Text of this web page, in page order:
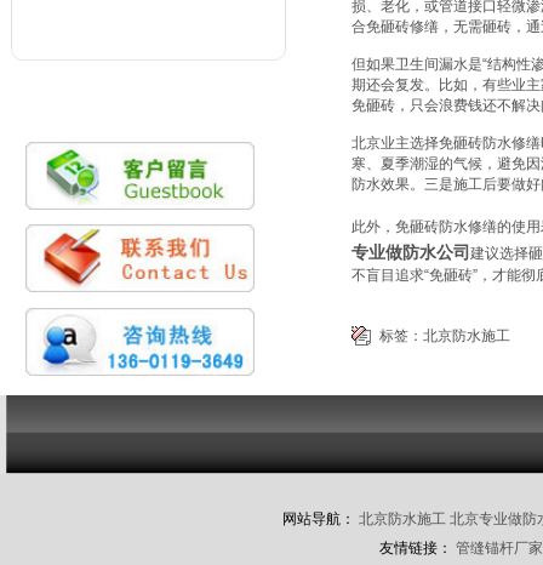
损、老化，或管道接口轻微
合免砸砖修缮，无需砸砖，
但如果卫生间漏水是“结构性
期还会复发。比如，有些业
免砸砖，只会浪费钱还不解
北京业主选择免砸砖防水修
寒、夏季潮湿的气候，避免
防水效果。三是施工后要做
此外，免砸砖防水修缮的使
专业做防水公司 建议选择
不盲目追求“免砸砖”，才能
标签： 北京防水施工
网站导航： 北京防水施工 北京专业做防
友情链接： 管缝锚杆厂家